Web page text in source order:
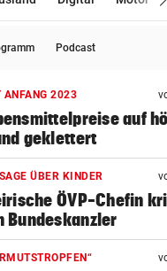
Podcast
ANFANG 2023
auf
geklettert
ÜBER KINDER
ÖVP-Chefin
Bundeskanzler